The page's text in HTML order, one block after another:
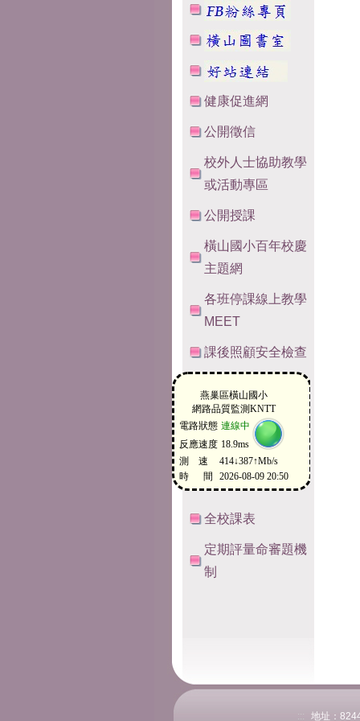
健康促進網
公開徵信
校外人士協助教學
或活動專區
公開授課
橫山國小百年校慶
主題網
各班停課線上教學
MEET
課後照顧安全檢查
全校課表
定期評量命審題機
制
::: 地址：